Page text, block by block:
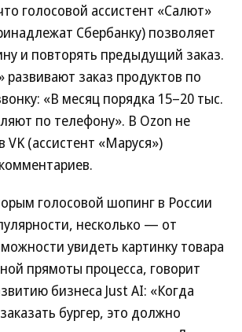
голосовой ассистент «Салют»
Сбербанку) позволяет
и повторять предыдущий заказ.
развивают заказ продуктов по
«В месяц порядка 15–20 тыс.
по телефону». В Ozon не
VK (ассистент «Маруся»)
голосовой шопинг в России
несколько — от
увидеть картинку товара
прямоты процесса, говорит
бизнеса Just AI: «Когда
бургер, это должно